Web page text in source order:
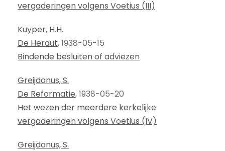
vergaderingen volgens Voetius (III)
Kuyper, H.H.
De Heraut, 1938-05-15
Bindende besluiten of adviezen
Greijdanus, S.
De Reformatie, 1938-05-20
Het wezen der meerdere kerkelijke
vergaderingen volgens Voetius (IV)
Greijdanus, S.